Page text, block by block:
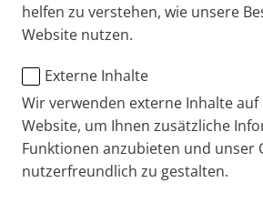
helfen zu verstehen, wie unsere
Website nutzen.
Externe Inhalte
Wir verwenden externe Inhalte
Website, um Ihnen zusätzliche
Funktionen anzubieten und unser
nutzerfreundlich zu gestalten.
Kontakt
Blog
Karriere
Presseportal